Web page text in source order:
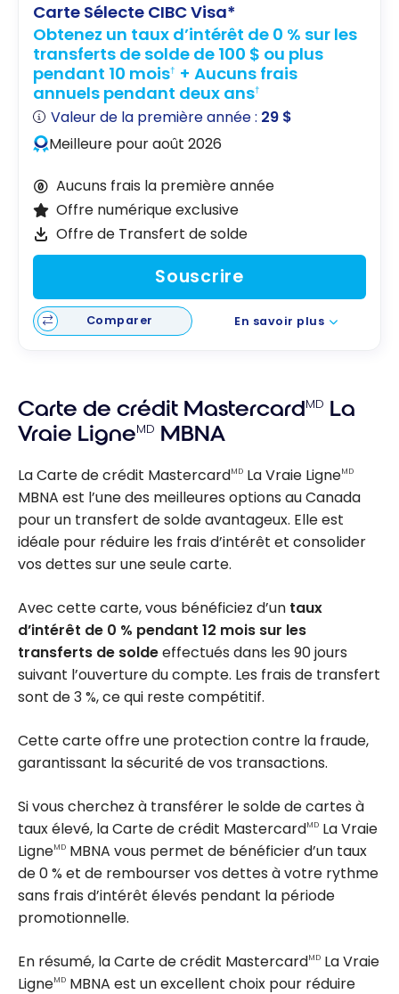
Carte Sélecte CIBC Visa*
Obtenez un taux d’intérêt de 0 % sur les
transferts de solde de 100 $ ou plus
pendant 10 mois† + Aucuns frais
annuels pendant deux ans†
Valeur de la première année : 29 $
Meilleure pour août 2026
Aucuns frais la première année
Offre numérique exclusive
Offre de Transfert de solde
Souscrire
Comparer En savoir plus
Carte de crédit MastercardMD La
Vraie LigneMD MBNA
La Carte de crédit MastercardMD La Vraie LigneMD
MBNA est l’une des meilleures options au Canada
pour un transfert de solde avantageux. Elle est
idéale pour réduire les frais d’intérêt et consolider
vos dettes sur une seule carte.
Avec cette carte, vous bénéficiez d’un taux
d’intérêt de 0 % pendant 12 mois sur les
transferts de soldeeffectués dans les 90 jours
suivant l’ouverture du compte. Les frais de transfert
sont de 3 %, ce qui reste compétitif.
Cette carte offre une protection contre la fraude,
garantissant la sécurité de vos transactions.
Si vous cherchez à transférer le solde de cartes à
taux élevé, la Carte de crédit MastercardMD La Vraie
LigneMD MBNA vous permet de bénéficier d’un taux
de 0 % et de rembourser vos dettes à votre rythme
sans frais d’intérêt élevés pendant la période
promotionnelle.
En résumé, la Carte de crédit MastercardMD La Vraie
LigneMD MBNA est un excellent choix pour réduire